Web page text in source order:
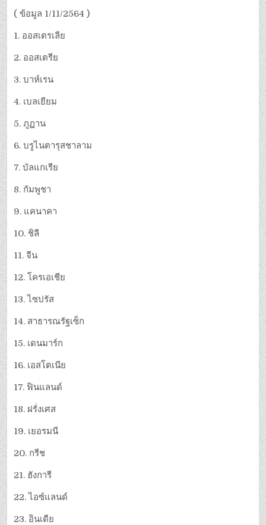
( ข้อมูล 1/11/2564 )
1. ออสเตรเลีย
2. ออสเตรีย
3. บาห์เรน
4. เบลเยียม
5. ภูฏาน
6. บรูไนตารุสชาลาม
7. บัลแกเรีย
8. กัมพูชา
9. แคนาคา
10. ชิลี
11. จีน
12. โครเอเชีย
13. ไซปรัส
14. สาธารณรัฐเซ็ก
15. เดนมาร์ก
16. เอสโตเนีย
17. ฟินแลนด์
18. ฝรั่งเศส
19. เยอรมนี
20. กรีช
21. ฮังการี
22. ไอซ์แลนด์
23. อินเดีย